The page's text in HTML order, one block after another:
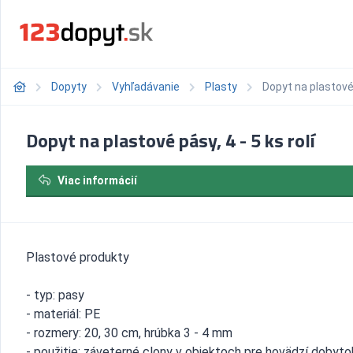
Dopyty Vyhľadávanie Plasty Dopyt na
Dopyt na plastové pásy, 4 - 5 ks rolí
Viac informácií
Plastové produkty
- typ: pasy
- materiál: PE
- rozmery: 20, 30 cm, hrúbka 3 - 4 mm